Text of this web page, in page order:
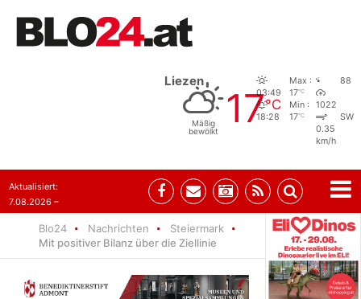
Liezen
Mäßig
bewölkt
17°C
03:49
18:28
Max :
17°C
Min :
17°C
88
1022
SW
0.35
km/h
Aktualisiert:
7.08.2026 –
Blo24 Nachrichten
Steiermark
Mit positiver Bilanz über die Ziellinie